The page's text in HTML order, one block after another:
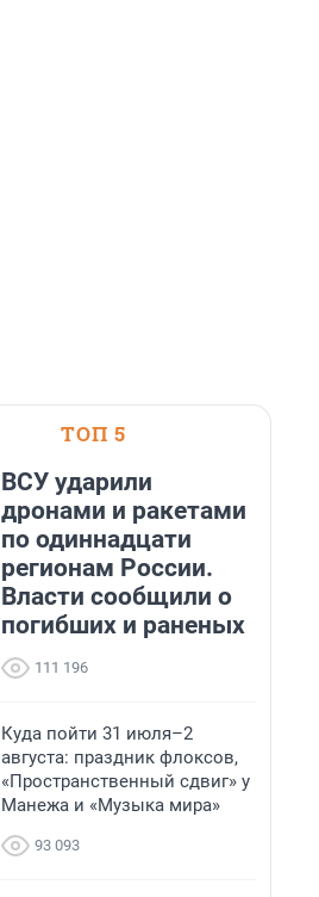
ТОП 5
ВСУ ударили
дронами и ракетами
по одиннадцати
регионам России.
Власти сообщили о
погибших и раненых
111 196
Куда пойти 31 июля–2
августа: праздник флоксов,
«Пространственный сдвиг» у
Манежа и «Музыка мира»
93 093